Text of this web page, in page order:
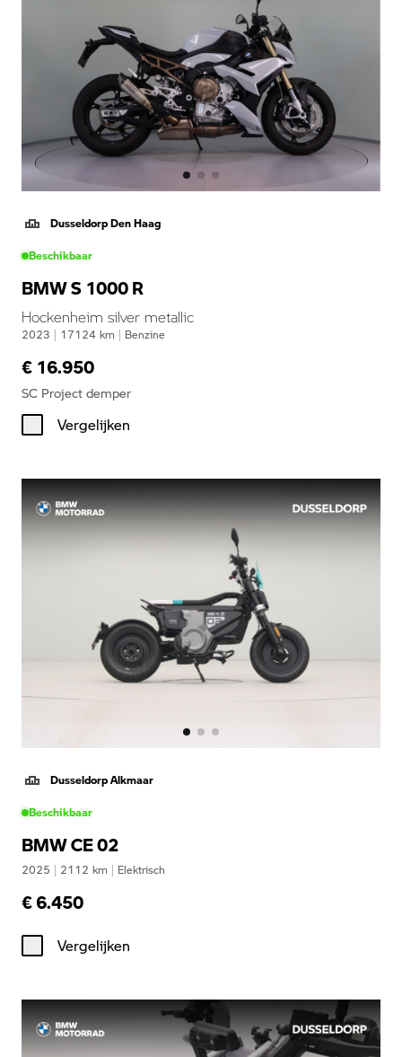
Dusseldorp Den Haag
Beschikbaar
BMW S 1000 R
Hockenheim silver metallic
2023 | 17124 km | Benzine
€ 16.950
SC Project demper
Vergelijken
Dusseldorp Alkmaar
Beschikbaar
BMW CE 02
2025 | 2112 km | Elektrisch
€ 6.450
Vergelijken